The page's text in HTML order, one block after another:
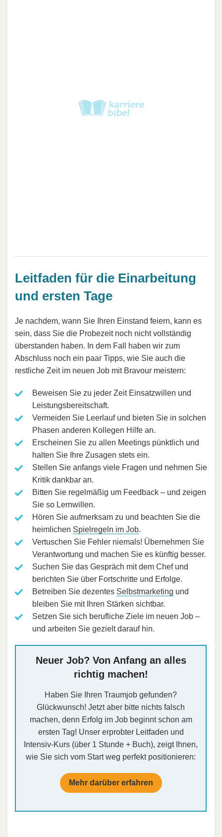
Leitfaden für die Einarbeitung
und ersten Tage
Je nachdem, wann Sie Ihren Einstand feiern, kann es
sein, dass Sie die Probezeit noch nicht vollständig
überstanden haben. In dem Fall haben wir zum
Abschluss noch ein paar Tipps, wie Sie auch die
restliche Zeit im neuen Job mit Bravour meistern:
Beweisen Sie zu jeder Zeit Einsatzwillen und
Leistungsbereitschaft.
Vermeiden Sie Leerlauf und bieten Sie in solchen
Phasen anderen Kollegen Hilfe an.
Erscheinen Sie zu allen Meetings pünktlich und
halten Sie Ihre Zusagen stets ein.
Stellen Sie anfangs viele Fragen und nehmen Sie
Kritik dankbar an.
Bitten Sie regelmäßig um Feedback – und zeigen
Sie so Lernwillen.
Hören Sie aufmerksam zu und beachten Sie die
heimlichen Spielregeln im Job.
Vertuschen Sie Fehler niemals! Übernehmen Sie
Verantwortung und machen Sie es künftig besser.
Suchen Sie das Gespräch mit dem Chef und
berichten Sie über Fortschritte und Erfolge.
Betreiben Sie dezentes Selbstmarketing und
bleiben Sie mit Ihren Stärken sichtbar.
Setzen Sie sich berufliche Ziele im neuen Job –
und arbeiten Sie gezielt darauf hin.
Neuer Job? Von Anfang an alles
richtig machen!
Haben Sie Ihren Traumjob gefunden?
Glückwunsch! Jetzt aber bitte nichts falsch
machen, denn Erfolg im Job beginnt schon am
ersten Tag! Unser erprobter Leitfaden und
Intensiv-Kurs (über 1 Stunde + Buch), zeigt Ihnen,
wie Sie sich vom Start weg perfekt positionieren:
Mehr darüber erfahren